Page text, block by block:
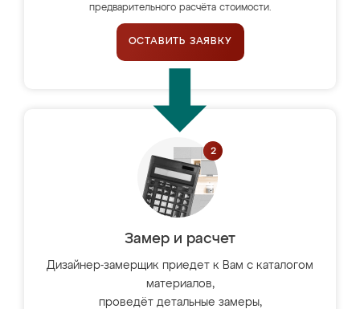
предварительного расчёта стоимости.
ОСТАВИТЬ ЗАЯВКУ
Замер и расчет
Дизайнер-замерщик приедет к Вам с каталогом
материалов,
проведёт детальные замеры,